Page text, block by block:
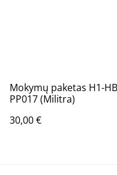
Mokymų paketas H1-
PP017 (Militra)
30,00 €